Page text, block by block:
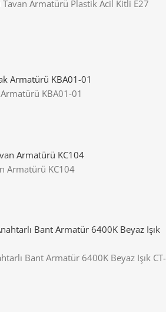
Tavan Armatürü Plastik Acil Kitli E27
KBA01-01
Armatürü KC104
Bant Armatür 6400K Beyaz Işık CT-